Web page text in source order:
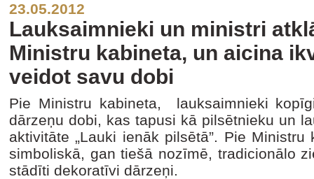
23.05.2012
Lauksaimnieki un ministri
Ministru kabineta, un aicina
veidot savu dobi
Pie Ministru kabineta, lauksaimnieki
dārzeņu dobi, kas tapusi kā pilsētnieku un
aktivitāte „Lauki ienāk pilsētā”. Pie
simboliskā, gan tiešā nozīmē, tradicionālo
stādīti dekoratīvi dārzeņi.